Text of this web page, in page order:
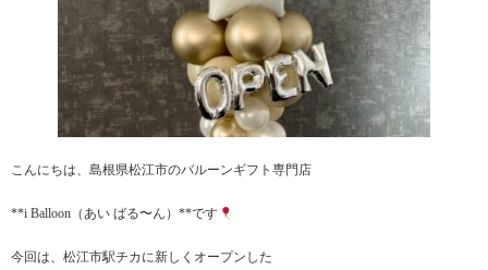
こんにちは、島根県松江市のバルーンギフト専門店
**i Balloon（あい ばる〜ん）**です
今回は、松江市駅チカに新しくオープンした